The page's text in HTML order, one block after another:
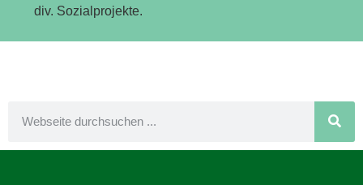
div. Sozialprojekte.